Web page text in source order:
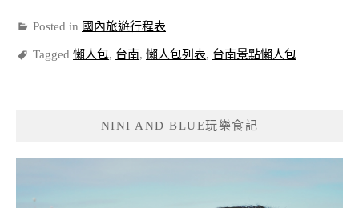
Posted in 國內旅遊行程表
Tagged 懶人包, 台南, 懶人包列表, 台南景點懶人包
NINI AND BLUE玩樂食記